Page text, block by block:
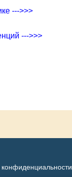
--->>>
--->>>
конфиденциальности